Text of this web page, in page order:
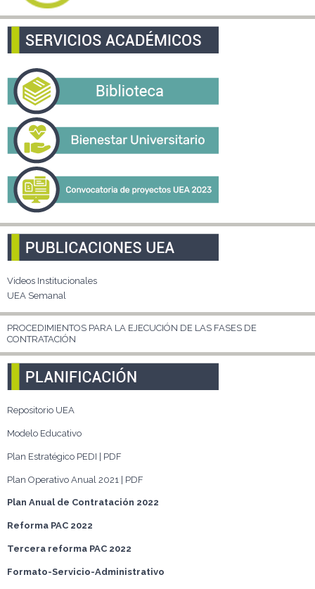
Videos Institucionales
UEA Semanal
PROCEDIMIENTOS PARA LA EJECUCIÓN DE LAS FASES DE
CONTRATACIÓN
Repositorio UEA
Modelo Educativo
Plan Estratégico PEDI | PDF
Plan Operativo Anual 2021 | PDF
Plan Anual de Contratación 2022
Reforma PAC 2022
Tercera reforma PAC 2022
Formato-Servicio-Administrativo